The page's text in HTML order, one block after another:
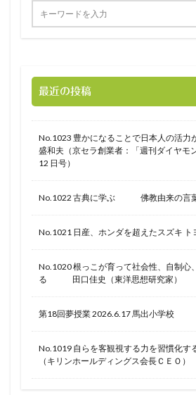
最近の投稿
No.1023 豊かになることで日本人の
盛和夫（京セラ創業者：「週刊ダイヤモ
12 日号）
No.1022 古典に学ぶ 佛教由来の言葉
No.1021 日産、ホンダを超えたスズキ ト
No.1020 根っこが育って社会性、自制心
る 田口佳史（東洋思想研究家）
第18回夢授業 2026.6.17 馬出小学校
No.1019 自らを客観視する力を習慣
（キリンホールディングス会長ＣＥＯ）